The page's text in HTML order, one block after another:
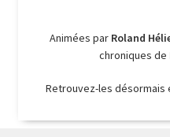
Animées par Roland
chroniques de
Retrouvez-les désormais